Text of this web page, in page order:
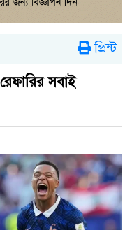
প্রিন্ট
সবাই